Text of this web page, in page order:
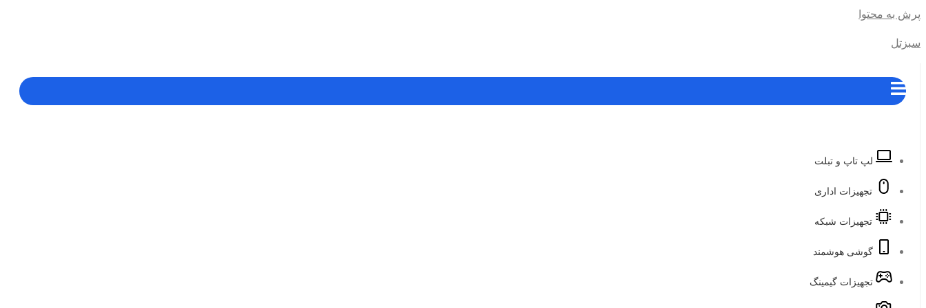
پرش به محتوا
سبزتل
لپ تاپ و تبلت
تجهیزات اداری
تجهیزات شبکه
گوشی هوشمند
تجهیزات گیمینگ